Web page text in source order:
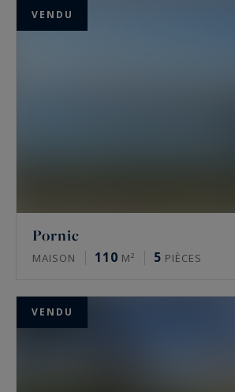
VENDU
Pornic
MAISON 110 M² 5 PIÈCES
VENDU